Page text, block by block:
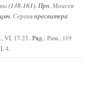
(138-161). Прп. Моисея
Сергияпресвитера
VI, 17-23 . Ряд.: Рим., 119
4.